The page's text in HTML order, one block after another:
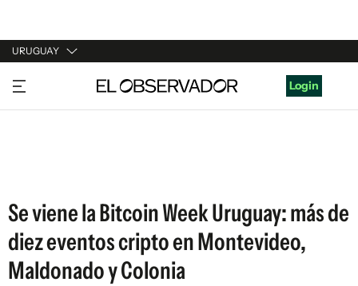
URUGUAY
URUGUAY
ARGENTINA
Login
Se viene la Bitcoin Week Uruguay: más de
diez eventos cripto en Montevideo,
Maldonado y Colonia